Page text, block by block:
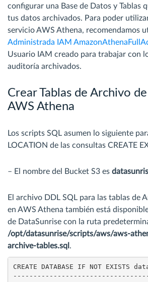
configurar una Base de Datos y Tablas
tus datos archivados. Para poder
servicio AWS Athena, recomendamos
Administrada IAM
Usuario IAM creado para trabajar con
auditoría archivados.
Crear Tablas de Archivo
AWS Athena
Los scripts SQL asumen lo siguiente
LOCATION de las consultas CREATE
– El nombre del Bucket S3 es
El archivo DDL SQL para las tablas de
en AWS Athena también está
de DataSunrise con la ruta
/opt/datasunrise/scripts/aws/aws-
archive-tables.sql .
CREATE DATABASE IF NOT EXISTS